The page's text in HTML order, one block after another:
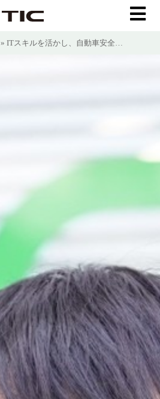
» ITスキルを活かし、自動車安全…